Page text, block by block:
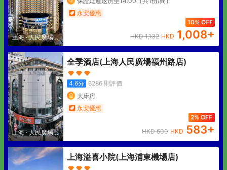
上海·人民廣場地
區
永安優惠
10% OFF
HKD1,132 HKD 1,008+
上海·人民廣場地
區
全季酒店(上海人民廣場福州路店)
4.6分 6286則評價
大床房
永安優惠
2% OFF
HKD600 HKD 583+
上海溢喜小院(上海浦東機場店)